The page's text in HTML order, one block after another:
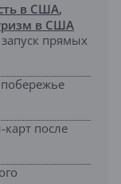
в США,
в США
прямых
после